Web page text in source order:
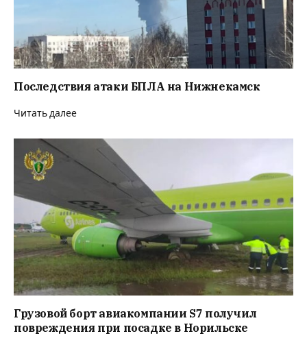
Последствия атаки БПЛА на Нижнекамск
Читать далее
Грузовой борт авиакомпании S7 получил
повреждения при посадке в Норильске